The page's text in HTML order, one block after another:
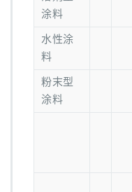
涂料
水性涂
料
粉末型
涂料